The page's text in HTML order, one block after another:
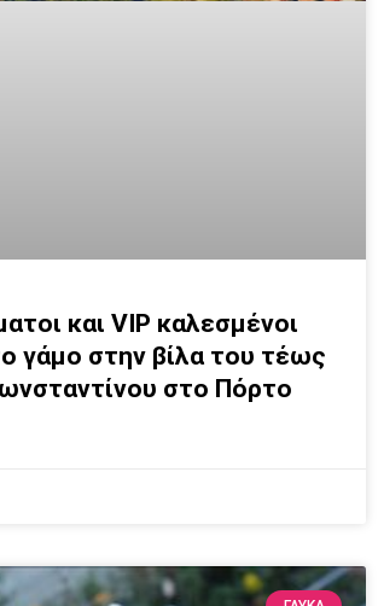
και VIP καλεσμένοι
γάμο στην βίλα του τέως
στο Πόρτο